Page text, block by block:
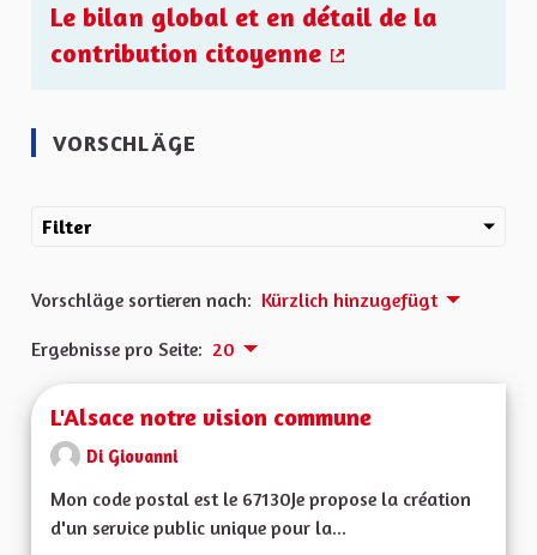
Le bilan global et en détail de la
contribution citoyenne
VORSCHLÄGE
Filter
Vorschläge sortieren nach: Kürzlich hinzugefügt
Ergebnisse pro Seite: 20
L'Alsace notre vision commune
Di Giovanni
Mon code postal est le 67130Je propose la création
d'un service public unique pour la...